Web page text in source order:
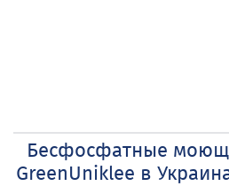
Бесфосфатные
GreenUniklee в